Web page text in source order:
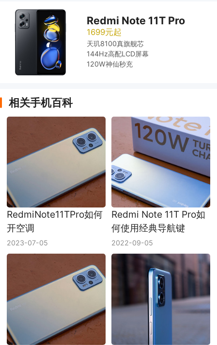
Redmi Note 11T Pro
1699元起
天玑8100真旗舰芯
144Hz高配LCD屏幕
120W神仙秒充
相关手机百科
RedmiNote11TPro如何
开空调
2023-07-05
Redmi Note 11T Pro如
何使用经典导航键
2022-09-05